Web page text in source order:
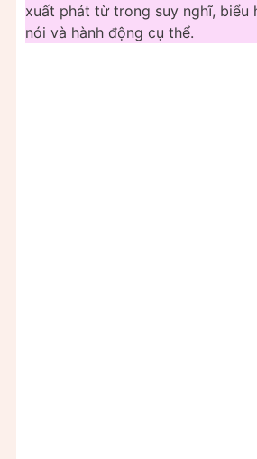
xuất phát từ trong suy nghĩ, biểu
nói và hành động cụ thể.